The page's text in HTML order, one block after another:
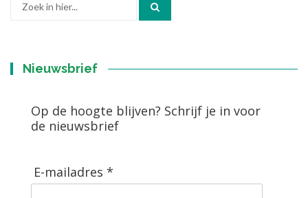
Nieuwsbrief
Op de hoogte blijven? Schrijf je in voor
de nieuwsbrief
E-mailadres *